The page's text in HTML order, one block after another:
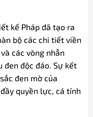
kế Pháp đã tạo ra
bộ các chi tiết viền
các vòng nhẫn
đen độc đáo. Sự kết
đen mờ của
quyền lực, cá tính